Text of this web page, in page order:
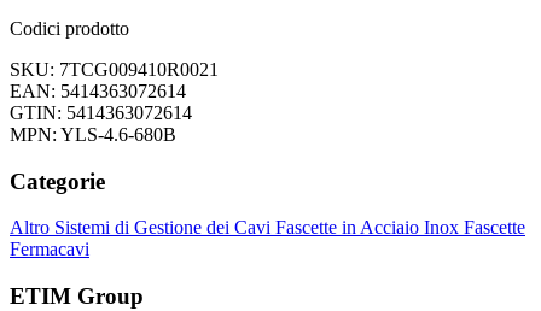
Codici prodotto
SKU: 7TCG009410R0021
EAN: 5414363072614
GTIN: 5414363072614
MPN: YLS-4.6-680B
Categorie
Altro Sistemi di Gestione dei Cavi Fascette in Acciaio Inox Fascette
Fermacavi
ETIM Group